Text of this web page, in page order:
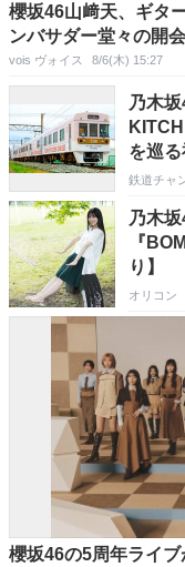
櫻坂46山﨑天、ギタ
ンバサダー堂々の開
vois ヴォイス 8/6(木) 15:27
乃木
を巡
鉄道チャ
乃木
『
り】
オリコン
櫻坂46の5周年ライ